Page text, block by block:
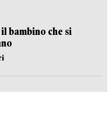
bambino che si